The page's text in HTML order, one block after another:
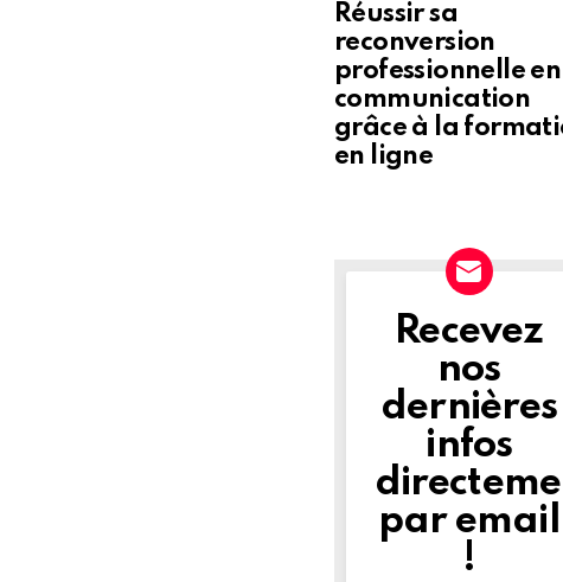
Réussir sa
reconversion
professionnelle en
communication
grâce à la
en ligne
NEWSLETTER
Recevez
nos
dernières
infos
par email
!